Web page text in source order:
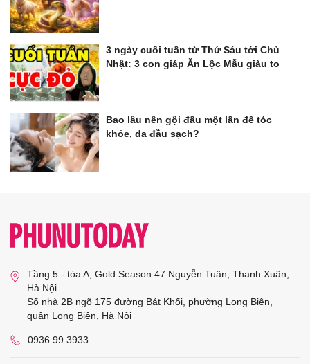
3 ngày cuối tuần từ Thứ Sáu tới Chủ
Nhật: 3 con giáp Ăn Lộc Mẫu giàu to
Bao lâu nên gội đầu một lần để tóc
khỏe, da đầu sạch?
Tầng 5 - tòa A, Gold Season 47 Nguyễn Tuân, Thanh Xuân,
Hà Nội
Số nhà 2B ngõ 175 đường Bát Khối, phường Long Biên,
quận Long Biên, Hà Nội
0936 99 3933